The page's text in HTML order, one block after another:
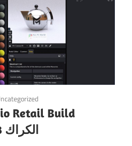
Retail Build
481.306 + الكراك 2023